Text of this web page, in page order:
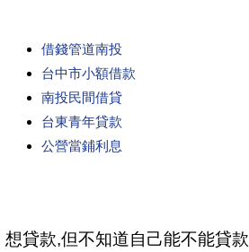
借錢管道南投
台中市小額借款
南投民間借貸
台東青年貸款
公營當鋪利息
想貸款,但不知道自己能不能貸款